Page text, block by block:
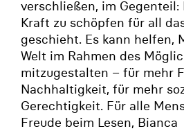
verschließen, im Gegenteil:
Kraft zu schöpfen für all
geschieht. Es kann helfen,
Welt im Rahmen des
mitzugestalten – für mehr
Nachhaltigkeit, für mehr
Gerechtigkeit. Für alle
Freude beim Lesen, Bianca